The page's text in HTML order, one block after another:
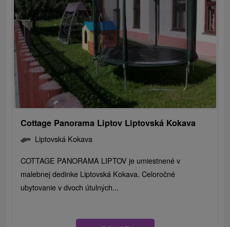
Cottage Panorama Liptov Liptovská Kokava
Liptovská Kokava
COTTAGE PANORAMA LIPTOV je umiestnené v
malebnej dedinke Liptovská Kokava. Celoročné
ubytovanie v dvoch útulných...